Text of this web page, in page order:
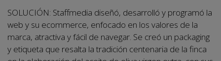
SOLUCIÓN: Staffmedia diseñó, desarrolló y programó la
web y su ecommerce, enfocado en los valores de la
marca, atractiva y fácil de navegar. Se creó un packaging
y etiqueta que resalta la tradición centenaria de la finca